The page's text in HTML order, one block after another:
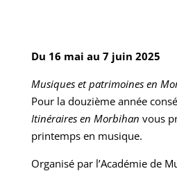
Du 16 mai au 7 juin 2025
Musiques et patrimoines en
Pour la douzième année
Itinéraires en Morbihan vous
printemps en musique.
Organisé par l’Académie de